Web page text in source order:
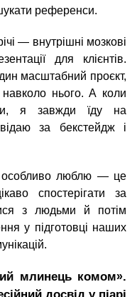
референси.
— внутрішні мозкові
для клієнтів.
масштабний проєкт,
навколо нього. А коли
я завжди їду на
за бекстейдж і
особливо люблю — це
спостерігати за
з людьми й потім
у підготовці наших
млинець комом».
досвід у піарі